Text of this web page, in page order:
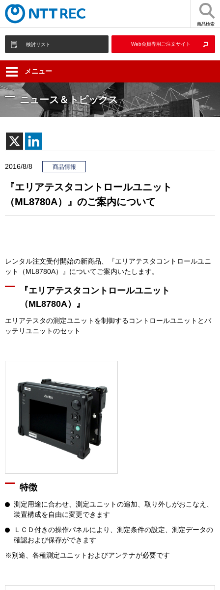
商品検索
検討リスト Web会員専用ご注文サイト
メニュー
ニュース＆トピックス
2016/8/8 商品情報
『エリアテスタコントロールユニット
（ML8780A）』のご案内について
レンタル注文受付開始の新商品、『エリアテスタコントロールユニ
ット（ML8780A）』についてご案内いたします。
『エリアテスタコントロールユニット
（ML8780A）』
エリアテスタの測定ユニットを制御するコントロールユニットとバ
ッテリユニットのセット
特徴
測定用途に合わせ、測定ユニットの追加、取り外しがおこなえ、
装置構成を自由に変更できます
ＬＣＤ付きの操作パネルにより、測定条件の設定、測定データの
確認および保存ができます
※別途、各種測定ユニットおよびアンテナが必要です